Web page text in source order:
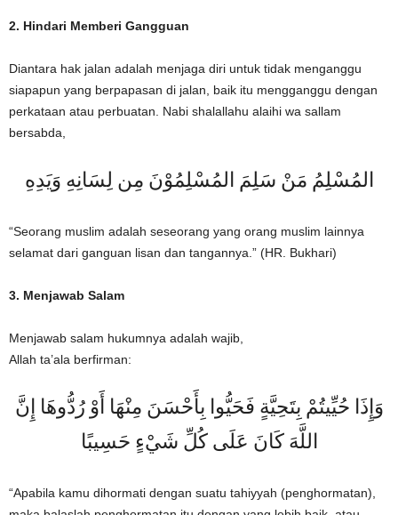
2. Hindari Memberi Gangguan
Diantara hak jalan adalah menjaga diri untuk tidak menganggu
siapapun yang berpapasan di jalan, baik itu mengganggu dengan
perkataan atau perbuatan. Nabi shalallahu alaihi wa sallam
bersabda,
المُسْلِمُ مَنْ سَلِمَ المُسْلِمُوْنَ مِن لِسَانِهِ وَيَدِهِ
“Seorang muslim adalah seseorang yang orang muslim lainnya
selamat dari ganguan lisan dan tangannya.” (HR. Bukhari)
3. Menjawab Salam
Menjawab salam hukumnya adalah wajib,
Allah ta’ala berfirman:
وَإِذَا حُيِّيتُمْ بِتَحِيَّةٍ فَحَيُّوا بِأَحْسَنَ مِنْهَا أَوْ رُدُّوهَا إِنَّ
اللَّهَ كَانَ عَلَى كُلِّ شَيْءٍ حَسِيبًا
“Apabila kamu dihormati dengan suatu tahiyyah (penghormatan),